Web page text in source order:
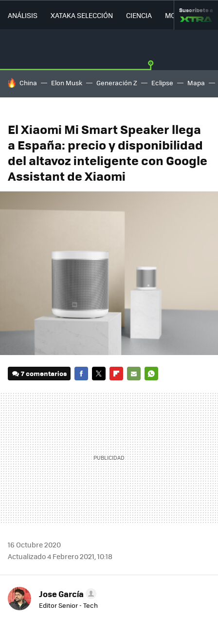
ANÁLISIS XATAKA SELECCIÓN CIENCIA MOVILIDAD
Suscríbete a
HOY SE HABLA DE
China Elon Musk Generación Z Eclipse Mapa
El Xiaomi Mi Smart Speaker llega
a España: precio y disponibilidad
del altavoz inteligente con Google
Assistant de Xiaomi
7 comentarios
MAIL
16 Octubre 2020
Actualizado 4 Febrero 2021, 10:18
Jose García
Editor Senior - Tech